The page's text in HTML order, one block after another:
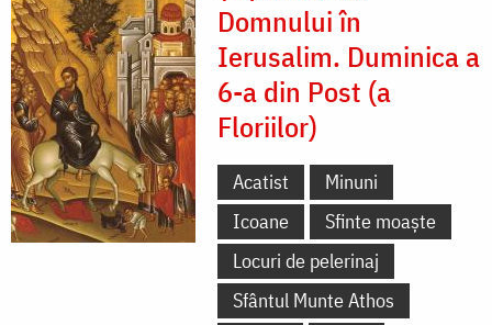
Domnului în
Ierusalim. Duminica a
6-a din Post (a
Floriilor)
Acatist
Minuni
Icoane
Sfinte moaște
Locuri de pelerinaj
Sfântul Munte Athos